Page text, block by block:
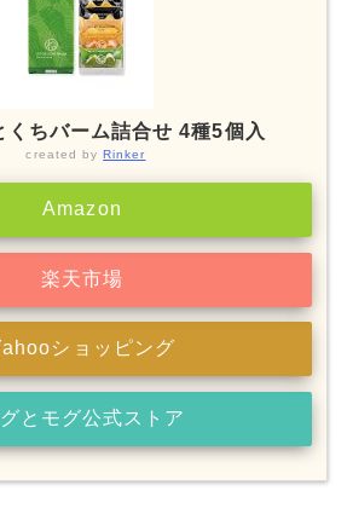
くちバーム詰合せ 4種5個入
created byRinker
Amazon
楽天市場
ショッピング
とモグ公式ストア